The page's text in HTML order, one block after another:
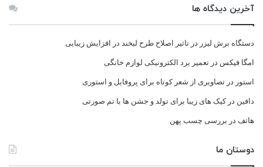
آخرین دیدگاه ها
دستگاه برش لیزر در تاثیر اصلاح طرح لبخند در افزایش زیبایی
امگا فیکس در تعمیر برد الکترونیکی لوازم خانگی
استور در تصاویری از شعر کوتاه برای پروفایل و استوری
دافین درکیک های زیبا برای تولد و جشن ها با تم صورتی
هاتف در بررسی چسب پهن
دوستان ما